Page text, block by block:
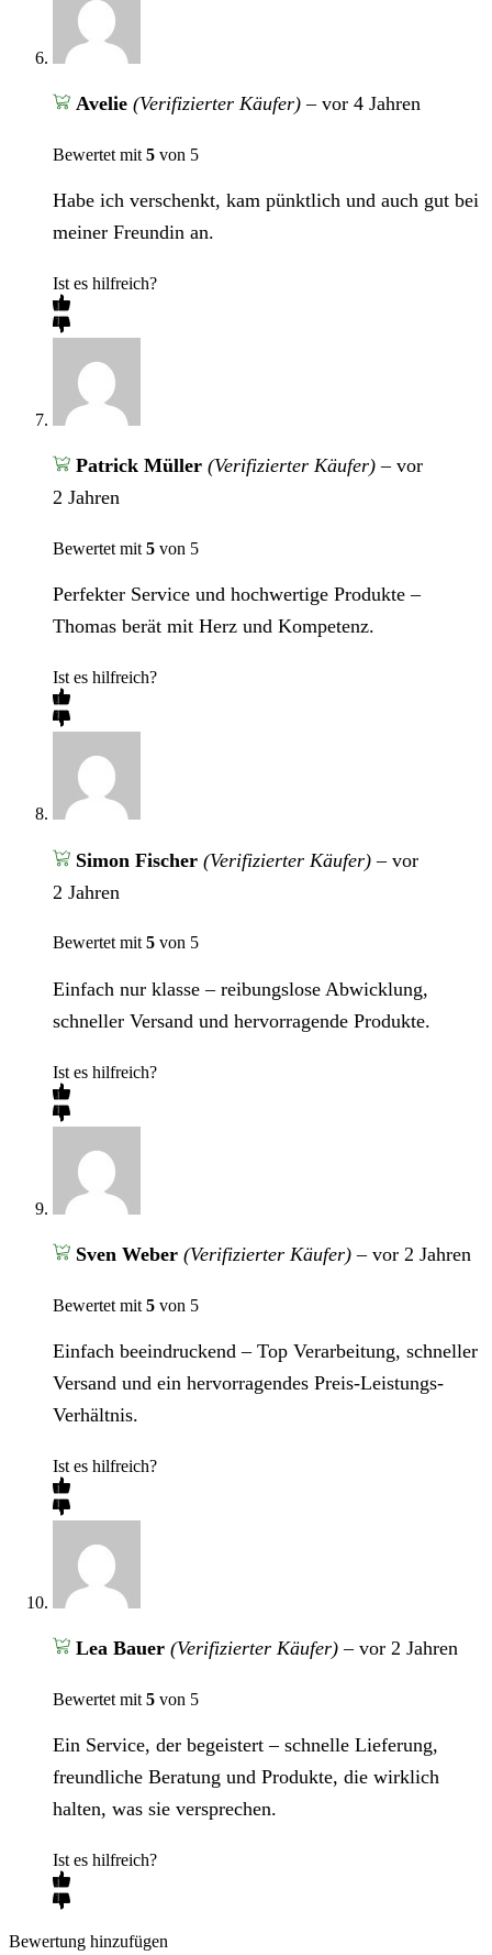
Avelie (Verifizierter Käufer) – vor 4 Jahren
Bewertet mit 5 von 5
Habe ich verschenkt, kam pünktlich und auch gut bei
meiner Freundin an.
Ist es hilfreich?
Patrick Müller (Verifizierter Käufer) – vor
2 Jahren
Bewertet mit 5 von 5
Perfekter Service und hochwertige Produkte –
Thomas berät mit Herz und Kompetenz.
Ist es hilfreich?
Simon Fischer (Verifizierter Käufer) – vor
2 Jahren
Bewertet mit5 von 5
Einfach nur klasse – reibungslose Abwicklung,
schneller Versand und hervorragende Produkte.
Ist es hilfreich?
Sven Weber (Verifizierter Käufer) – vor 2 Jahren
Bewertet mit 5 von 5
Einfach beeindruckend – Top Verarbeitung, schneller
Versand und ein hervorragendes Preis-Leistungs-
Verhältnis.
Ist es hilfreich?
Lea Bauer (Verifizierter Käufer) – vor 2 Jahren
Bewertet mit 5 von 5
Ein Service, der begeistert – schnelle Lieferung,
freundliche Beratung und Produkte, die wirklich
halten, was sie versprechen.
Ist es hilfreich?
Bewertung hinzufügen